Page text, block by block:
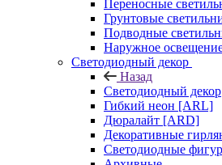
Переносные
Грунтовые
Подводные
Наружное
Светодиодный декор
Назад
Светодиодный декор
Гибкий неон [ARL]
Дюралайт [ARD]
Декоративные
Светодиодные